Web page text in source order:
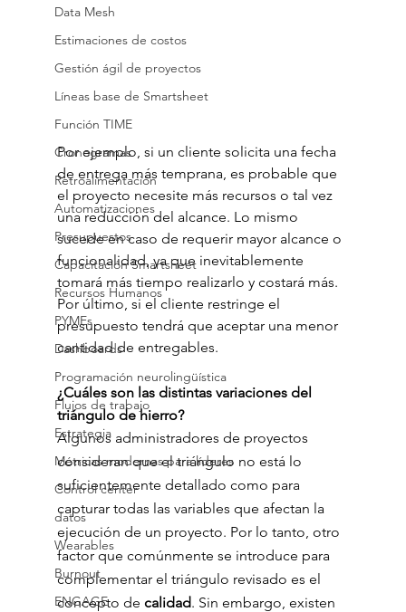
Data Mesh
Estimaciones de costos
Gestión ágil de proyectos
Líneas base de Smartsheet
Función TIME
Cronogramas
Retroalimentación
Automatizaciones
Presupuestos
Capacitación Smartsheet
Recursos Humanos
PYMEs
Dashboards
Programación neurolingüística
Flujos de trabajo
Estrategia
Métricas modernas para líderes
Control center
datos
Wearables
Burnout
ENGAGE
Por ejemplo, si un cliente solicita una fecha
de entrega más temprana, es probable que
el proyecto necesite más recursos o tal vez
una reducción del alcance. Lo mismo
sucede en caso de requerir mayor alcance o
funcionalidad, ya que inevitablemente
tomará más tiempo realizarlo y costará más.
Por último, si el cliente restringe el
presupuesto tendrá que aceptar una menor
cantidad de entregables.
¿Cuáles son las distintas variaciones del
triángulo de hierro?
Algunos administradores de proyectos
consideran que el triángulo no está lo
suficientemente detallado como para
capturar todas las variables que afectan la
ejecución de un proyecto. Por lo tanto, otro
factor que comúnmente se introduce para
complementar el triángulo revisado es el
concepto de calidad. Sin embargo, existen